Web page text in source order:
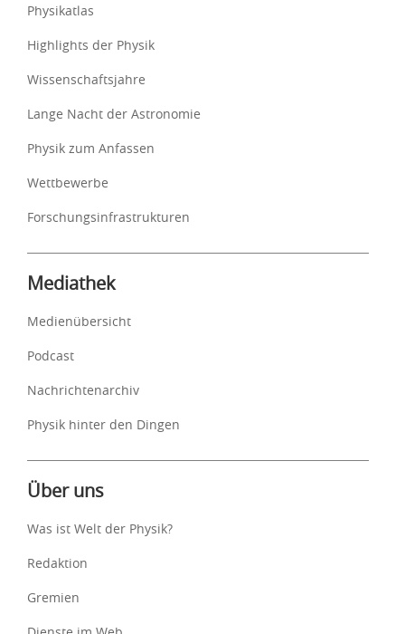
Physikatlas
Highlights der Physik
Wissenschaftsjahre
Lange Nacht der Astronomie
Physik zum Anfassen
Wettbewerbe
Forschungsinfrastrukturen
Mediathek
Medienübersicht
Podcast
Nachrichtenarchiv
Physik hinter den Dingen
Über uns
Was ist Welt der Physik?
Redaktion
Gremien